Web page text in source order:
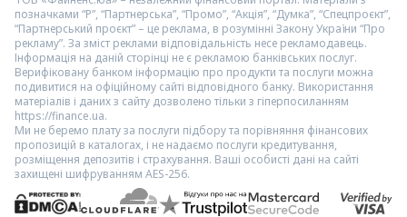
позначками “Р”, “Партнерська”, “Промо”, “Акція”, “Думка”, “Спецпроєкт”,
“Партнерський проєкт” – це реклама, в розумінні Закону України “Про
рекламу”. За зміст реклами відповідальність несе рекламодавець.
Інформація на даній сторінці не є рекламою банківських послуг.
Верифіковану банком інформацію про продукти та послуги можна
подивитися на офіційному сайті відповідного банку. Використання
матеріалів і даних з сайту дозволено тільки з гіперпосиланням
https://finance.ua.
Ми не беремо плату за послуги підбору та порівняння фінансових
пропозицій в каталогах, і не надаємо послуги кредитування,
розміщення депозитів і страхування. Ваші особисті дані на сайті
захищені шифруванням AES-256.